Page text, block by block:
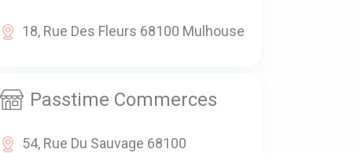
18, Rue Des Fleurs 68100 Mulhouse
Passtime Commerces
54, Rue Du Sauvage 68100